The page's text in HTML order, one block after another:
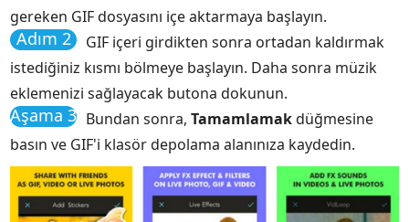
gereken GIF dosyasını içe aktarmaya başlayın.
Adım 2
GIF içeri girdikten sonra ortadan kaldırmak
istediğiniz kısmı bölmeye başlayın. Daha sonra müzik
eklemenizi sağlayacak butona dokunun.
Aşama 3 Bundan sonra,Tamamlamakdüğmesine
basın ve GIF'i klasör depolama alanınıza kaydedin.